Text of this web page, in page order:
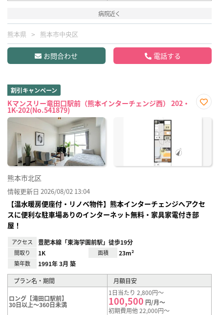
病院近く
熊本県 熊本市中央区
お問合わせ 電話する
割引キャンペーン
Kマンスリー竜田口駅前（熊本インターチェンジ西） 202・
1K-202(No.541879)
に入
熊本市北区
情報更新日 2026/08/02 13:04
【温水暖房便座付・リノベ物件】熊本インターチェンジへアクセ
スに便利な駐車場ありのインターネット無料・家具家電付き部
屋！
アクセス 豊肥本線「東海学園前駅」徒歩19分
間取り 1K 面積 23m²
築年数 1991年 3月 築
プラン名・期間 月額目安
ロング【滝田口駅前】
30日以上～360日未満
1日当たり 2,800円～
100,500 円/月～
初期費用他 22,000円～